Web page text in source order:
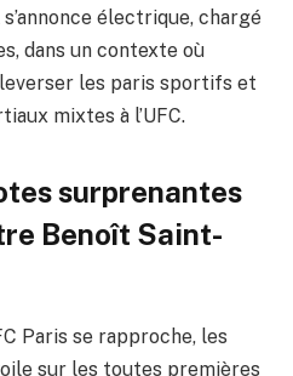
électrique, chargé
dans un contexte où
les paris sportifs et
mixtes à l’UFC.
surprenantes
Benoît Saint-
Paris se rapproche, les
sur les toutes premières